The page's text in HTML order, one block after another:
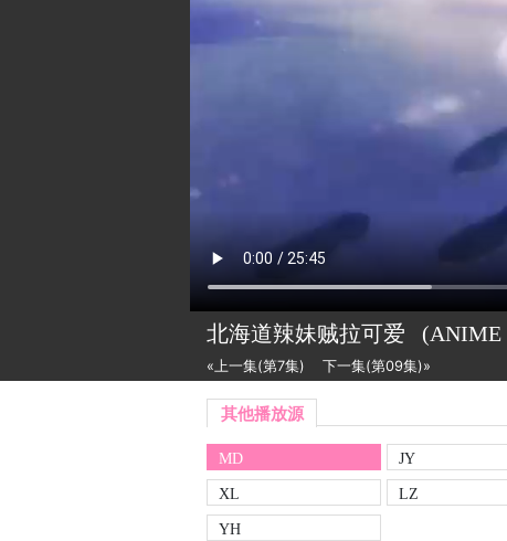
北海道辣妹贼拉可爱 (ANIME
«上一集(第7集) 下一集(第09集)»
其他播放源
MD JY
XL
LZ
YH